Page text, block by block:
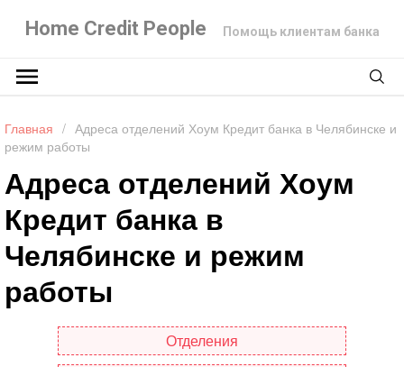
Home Credit People Помощь клиентам банка
Главная / Адреса отделений Хоум Кредит банка в Челябинске и
режим работы
Адреса отделений Хоум
Кредит банка в
Челябинске и режим
работы
Отделения